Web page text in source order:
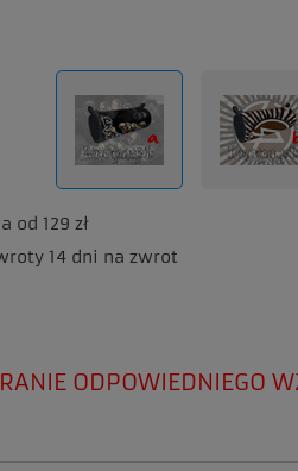
od 129 zł
14 dni na zwrot
ODPOWIEDNIEGO